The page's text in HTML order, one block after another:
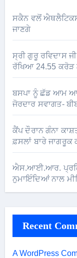
ਸਕੈਨ ਵਲੋਂ
ਜਾਣਗੇ
ਸ੍ਰੀ ਗੁਰੂ ਰਵਿਦਾਸ
ਰੱਖਿਆ 24.55 ਕਰੋੜ
ਬਸਪਾ ਨੂੰ ਛੱਡ ਆਮ
ਜੋਰਦਾਰ ਸਵਾਗਤ-
ਕੈਂਪ ਦੌਰਾਨ ਗੰਨਾ
ਫ਼ਸਲਾਂ ਬਾਰੇ ਜਾਗਰੂਕ
ਐਸ.ਆਈ.ਆਰ.
ਨੁਮਾਇੰਦਿਆਂ ਨਾਲ
Recent
A WordPress